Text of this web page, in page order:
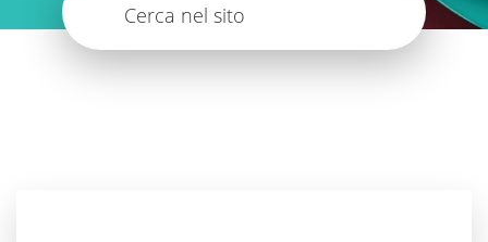
Cerca nel sito